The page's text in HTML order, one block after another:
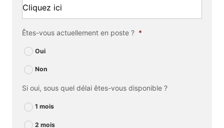
Êtes-vous actuellement en poste ? *
Oui
Non
Si oui, sous quel délai êtes-vous disponible ?
1 mois
2 mois